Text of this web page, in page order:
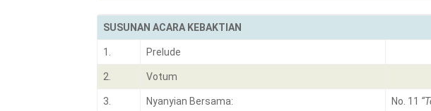
SUSUNAN ACARA KEBAKTIAN
1. Prelude
2. Votum
3. Nyanyian Bersama: No. 11